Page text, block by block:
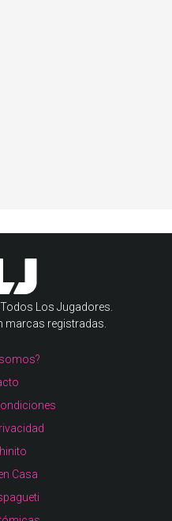
Los Jugadores.
marcas registradas.
Casa